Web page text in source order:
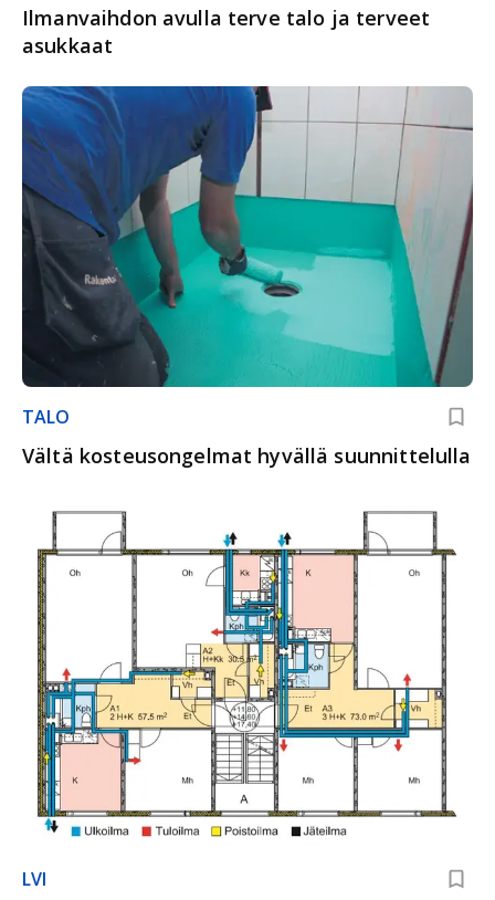
Ilmanvaihdon avulla terve talo ja terveet
asukkaat
TALO
Vältä kosteusongelmat hyvällä suunnittelulla
LVI